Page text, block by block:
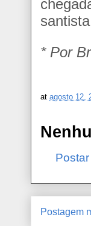
* Por
at agosto 12,
Postagem